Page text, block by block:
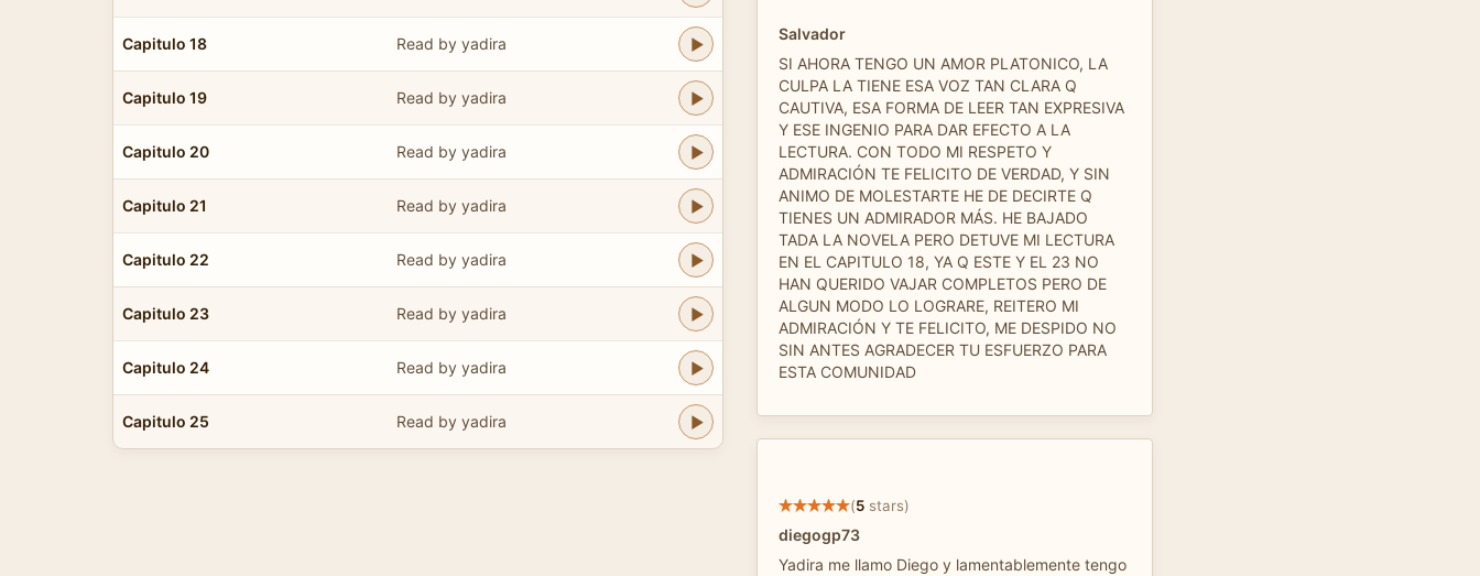
Capitulo 18 Read by yadira
Capitulo 19 Read by yadira
Capitulo 20 Read by yadira
Capitulo 21 Read by yadira
Capitulo 22 Read by yadira
Capitulo 23 Read by yadira
Capitulo 24 Read by yadira
Capitulo 25 Read by yadira
Salvador
SI AHORA TENGO UN AMOR PLATONICO, LA
CULPA LA TIENE ESA VOZ TAN CLARA Q
CAUTIVA, ESA FORMA DE LEER TAN EXPRESIVA
Y ESE INGENIO PARA DAR EFECTO A LA
LECTURA. CON TODO MI RESPETO Y
ADMIRACIÓN TE FELICITO DE VERDAD, Y SIN
ANIMO DE MOLESTARTE HE DE DECIRTE Q
TIENES UN ADMIRADOR MÁS. HE BAJADO
TADA LA NOVELA PERO DETUVE MI LECTURA
EN EL CAPITULO 18, YA Q ESTE Y EL 23 NO
HAN QUERIDO VAJAR COMPLETOS PERO DE
ALGUN MODO LO LOGRARE, REITERO MI
ADMIRACIÓN Y TE FELICITO, ME DESPIDO NO
SIN ANTES AGRADECER TU ESFUERZO PARA
ESTA COMUNIDAD
(5 stars)
diegogp73
Yadira me llamo Diego y lamentablemente tengo